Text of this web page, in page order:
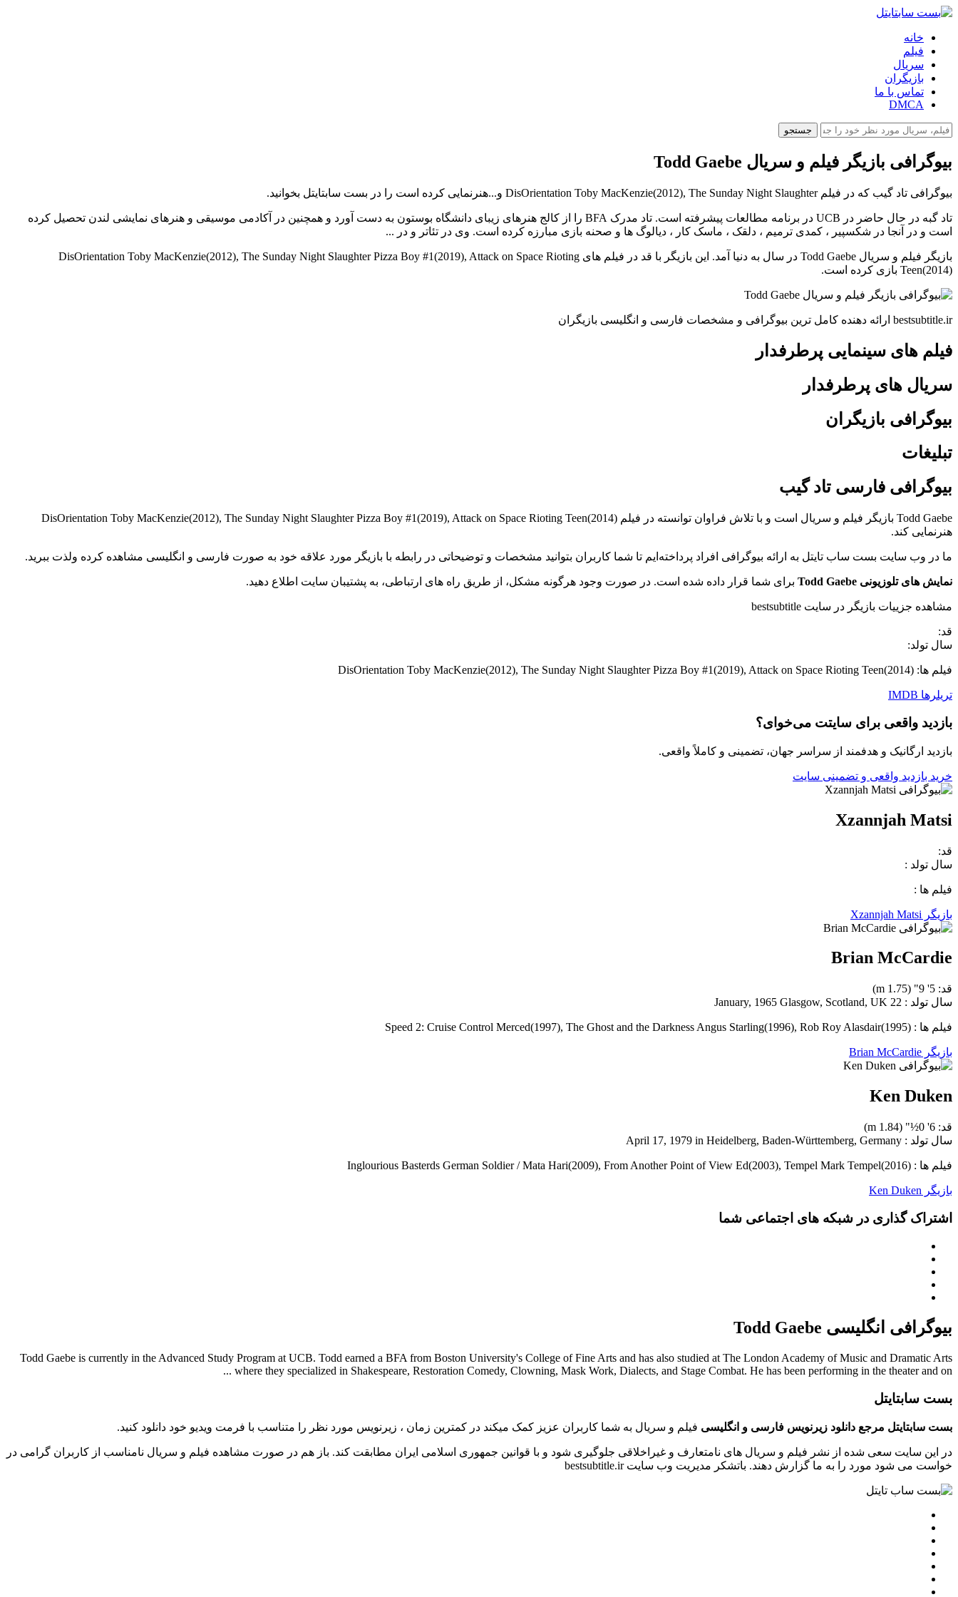
خانه
فیلم
سریال
بازیگران
تماس با ما
DMCA
جستجو
بیوگرافی بازیگر فیلم و سریال Todd Gaebe
بیوگرافی تاد گیب که در فیلم DisOrientation Toby MacKenzie(2012), The Sunday Night Slaughter و...هنرنمایی کرده است را در بست سابتایتل بخوانید.
تاد گبه در حال حاضر در UCB در برنامه مطالعات پیشرفته است. تاد مدرک BFA را از کالج هنرهای زیبای دانشگاه بوستون به دست آورد و همچنین در آکادمی موسیقی و هنرهای نمایشی لندن تحصیل کرده
است و در آنجا در شکسپیر ، کمدی ترمیم ، دلقک ، ماسک کار ، دیالوگ ها و صحنه بازی مبارزه کرده است. وی در تئاتر و در ...
بازیگر فیلم و سریال Todd Gaebe در سال به دنیا آمد. این بازیگر با قد در فیلم های DisOrientation Toby MacKenzie(2012), The Sunday Night Slaughter Pizza Boy #1(2019), Attack on Space Rioting
Teen(2014) بازی کرده است.
bestsubtitle.ir ارائه دهنده کامل ترین بیوگرافی و مشخصات فارسی و انگلیسی بازیگران
فیلم های سینمایی پرطرفدار
سریال های پرطرفدار
بیوگرافی بازیگران
تبلیغات
بیوگرافی فارسی تاد گیب
Todd Gaebe بازیگر فیلم و سریال است و با تلاش فراوان توانسته در فیلم DisOrientation Toby MacKenzie(2012), The Sunday Night Slaughter Pizza Boy #1(2019), Attack on Space Rioting Teen(2014)
هنرنمایی کند.
ما در وب سایت بست ساب تایتل به ارائه بیوگرافی افراد پرداخته‌ایم تا شما کاربران بتوانید مشخصات و توضیحاتی در رابطه با بازیگر مورد علاقه خود به صورت فارسی و انگلیسی مشاهده کرده ولذت ببرید.
نمایش های تلوزیونی Todd Gaebe برای شما قرار داده شده است. در صورت وجود هرگونه مشکل، از طریق راه های ارتباطی، به پشتیبان سایت اطلاع دهید.
مشاهده جزییات بازیگر در سایت bestsubtitle
قد:
سال تولد:
فیلم ها: DisOrientation Toby MacKenzie(2012), The Sunday Night Slaughter Pizza Boy #1(2019), Attack on Space Rioting Teen(2014)
تریلرها IMDB
بازدید واقعی برای سایتت می‌خوای؟
بازدید ارگانیک و هدفمند از سراسر جهان، تضمینی و کاملاً واقعی.
خرید بازدید واقعی و تضمینی سایت
Xzannjah Matsi
قد:
سال تولد :
فیلم ها :
بازیگر Xzannjah Matsi
Brian McCardie
قد: 5' 9" (1.75 m)
سال تولد : 22 January, 1965 Glasgow, Scotland, UK
فیلم ها : Speed 2: Cruise Control Merced(1997), The Ghost and the Darkness Angus Starling(1996), Rob Roy Alasdair(1995)
بازیگر Brian McCardie
Ken Duken
قد: 6' 0½" (1.84 m)
سال تولد : April 17, 1979 in Heidelberg, Baden-Württemberg, Germany
فیلم ها : Inglourious Basterds German Soldier / Mata Hari(2009), From Another Point of View Ed(2003), Tempel Mark Tempel(2016)
بازیگر Ken Duken
اشتراک گذاری در شبکه های اجتماعی شما
بیوگرافی انگلیسی Todd Gaebe
Todd Gaebe is currently in the Advanced Study Program at UCB. Todd earned a BFA from Boston University's College of Fine Arts and has also studied at The London Academy of Music and Dramatic Arts
where they specialized in Shakespeare, Restoration Comedy, Clowning, Mask Work, Dialects, and Stage Combat. He has been performing in the theater and on ...
بست سابتایتل
بست سابتایتل مرجع دانلود زیرنویس فارسی و انگلیسی فیلم و سریال به شما کاربران عزیز کمک میکند در کمترین زمان ، زیرنویس مورد نظر را متناسب با فرمت ویدیو خود دانلود کنید.
در این سایت سعی شده از نشر فیلم و سریال های نامتعارف و غیراخلاقی جلوگیری شود و با قوانین جمهوری اسلامی ایران مطابقت کند. باز هم در صورت مشاهده فیلم و سریال نامناسب از کاربران گرامی در
خواست می شود مورد را به ما گزارش دهند. باتشکر مدیریت وب سایت bestsubtitle.ir